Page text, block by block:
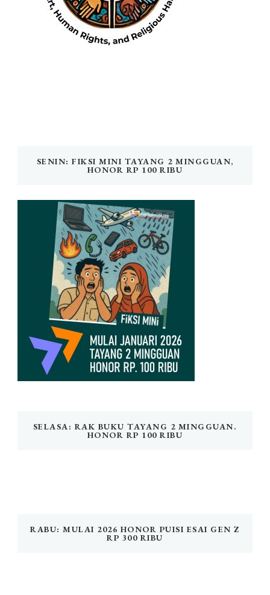
SENIN: FIKSI MINI TAYANG 2 MINGGUAN,
HONOR RP 100 RIBU
SELASA: RAK BUKU TAYANG 2 MINGGUAN.
HONOR RP 100 RIBU
RABU: MULAI 2026 HONOR PUISI ESAI GEN Z
RP 300 RIBU